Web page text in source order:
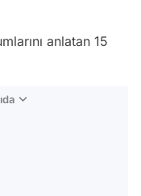
anlatan 15